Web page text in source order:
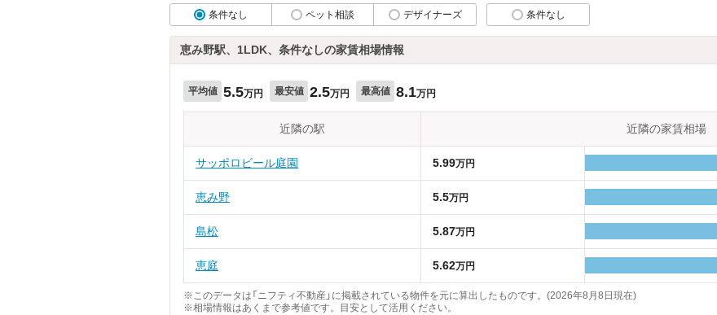
条件なし
ペット相談 デザイナーズ
条件なし
恵み野駅、1LDK、条件なしの家賃相場情報
平均値 5.5万円 最安値 2.5万円 最高値 8.1万円
近隣の駅 近隣の家賃相場
サッポロビール庭園 5.99万円
恵み野 5.5万円
島松 5.87万円
恵庭 5.62万円
※このデータは「ニフティ不動産」に掲載されている物件を元に算出したものです。(2026年8月8日現在)
※相場情報はあくまで参考値です。目安として活用ください。